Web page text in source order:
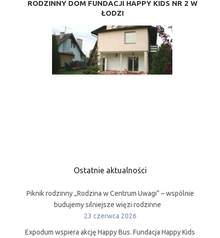
RODZINNY DOM FUNDACJI HAPPY KIDS NR 2 W
ŁODZI
Ostatnie aktualności
Piknik rodzinny „Rodzina w Centrum Uwagi” – wspólnie
budujemy silniejsze więzi rodzinne
23 czerwca 2026
Expodum wspiera akcję Happy Bus. Fundacja Happy Kids